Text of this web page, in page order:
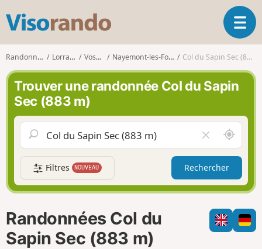
s
o
r
n
o
O
u
v
r
a
n
v
g
a
i
o
Randonnées Lorraine Vosges Nayemont-les-Fosses Col du Sapin Sec (883 m)
Trouver une randonnée Col du Sapin
Sec (883 m)
i
d
e
r
l
e
h
A
u
t
u
r
d
e
m
Filtres NOUVEAU Rechercher
Randonnées Col du
Sapin Sec (883 m)